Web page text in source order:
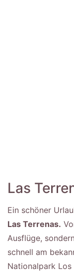
Las
Ein schöner
Las Terrenas.
Ausflüge,
schnell am
Nationalpark